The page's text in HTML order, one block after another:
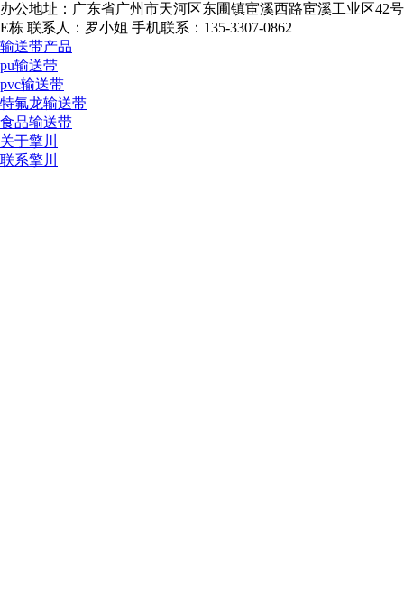
办公地址：广东省广州市天河区东圃镇宦溪西路宦溪工业区42号
E栋 联系人：罗小姐 手机联系：135-3307-0862
输送带产品
pu输送带
pvc输送带
特氟龙输送带
食品输送带
关于擎川
联系擎川